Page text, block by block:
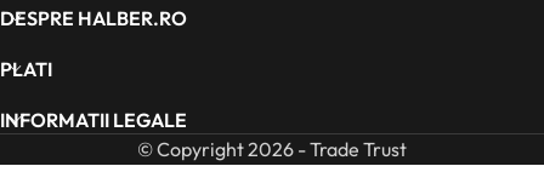
DESPRE HALBER.RO
PLATI
INFORMATII LEGALE
© Copyright 2026 - Trade Trust